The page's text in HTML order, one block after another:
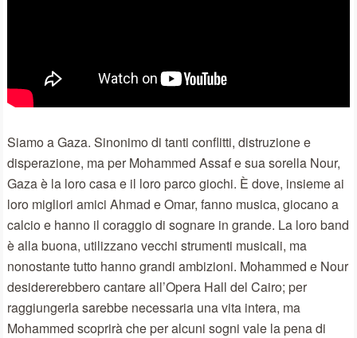
Siamo a Gaza. Sinonimo di tanti conflitti, distruzione e
disperazione, ma per Mohammed Assaf e sua sorella Nour,
Gaza è la loro casa e il loro parco giochi. È dove, insieme ai
loro migliori amici Ahmad e Omar, fanno musica, giocano a
calcio e hanno il coraggio di sognare in grande. La loro band
è alla buona, utilizzano vecchi strumenti musicali, ma
nonostante tutto hanno grandi ambizioni. Mohammed e Nour
desidererebbero cantare all’Opera Hall del Cairo; per
raggiungerla sarebbe necessaria una vita intera, ma
Mohammed scoprirà che per alcuni sogni vale la pena di